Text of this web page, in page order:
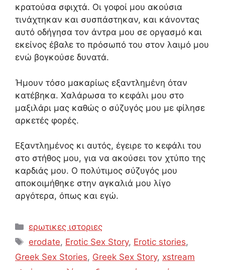
κρατούσα σφιχτά. Οι γοφοί μου ακούσια
τινάχτηκαν και συσπάστηκαν, και κάνοντας
αυτό οδήγησα τον άντρα μου σε οργασμό και
εκείνος έβαλε το πρόσωπό του στον λαιμό μου
ενώ βογκούσε δυνατά.
Ήμουν τόσο μακαρίως εξαντλημένη όταν
κατέβηκα. Χαλάρωσα το κεφάλι μου στο
μαξιλάρι μας καθώς ο σύζυγός μου με φίλησε
αρκετές φορές.
Εξαντλημένος κι αυτός, έγειρε το κεφάλι του
στο στήθος μου, για να ακούσει τον χτύπο της
καρδιάς μου. Ο πολύτιμος σύζυγός μου
αποκοιμήθηκε στην αγκαλιά μου λίγο
αργότερα, όπως και εγώ.
Categories
ερωτικες ιστοριες
Tags
erodate, Erotic Sex Story, Erotic stories,
Greek Sex Stories, Greek Sex Story, xstream